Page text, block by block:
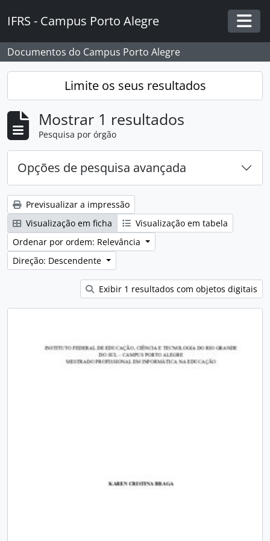
IFRS - Campus Porto Alegre
Documentos do Campus Porto Alegre
Limite os seus resultados
Mostrar 1 resultados
Pesquisa por órgão
Opções de pesquisa avançada
Previsualizar a impressão
Visualização em ficha
Visualização em tabela
Ordenar por ordem: Relevância
Direção: Descendente
Exibir 1 resultados com objetos digitais